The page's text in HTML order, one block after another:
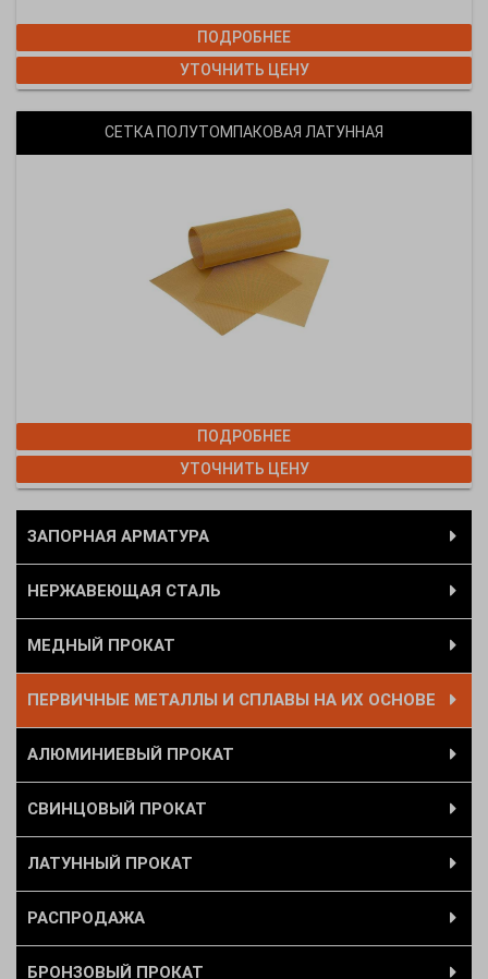
ПОДРОБНЕЕ
УТОЧНИТЬ ЦЕНУ
СЕТКА ПОЛУТОМПАКОВАЯ ЛАТУННАЯ
ПОДРОБНЕЕ
УТОЧНИТЬ ЦЕНУ
ЗАПОРНАЯ АРМАТУРА
НЕРЖАВЕЮЩАЯ СТАЛЬ
МЕДНЫЙ ПРОКАТ
ПЕРВИЧНЫЕ МЕТАЛЛЫ И СПЛАВЫ НА ИХ ОСНОВЕ
АЛЮМИНИЕВЫЙ ПРОКАТ
СВИНЦОВЫЙ ПРОКАТ
ЛАТУННЫЙ ПРОКАТ
РАСПРОДАЖА
БРОНЗОВЫЙ ПРОКАТ